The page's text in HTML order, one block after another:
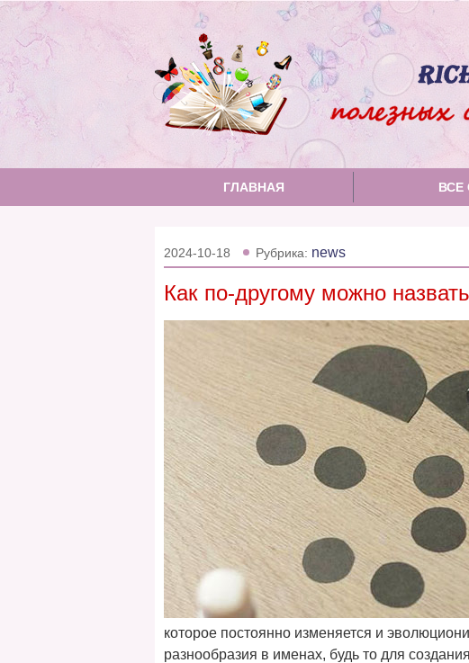
ГЛАВНАЯ ВСЕ
2024-10-18 Рубрика: news
Как по-другому можно
которое постоянно изменяется и
разнообразия в именах, будь то для